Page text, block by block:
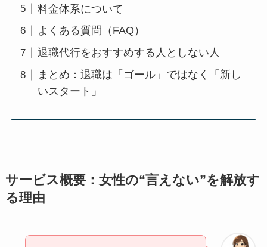
料金体系について
よくある質問（FAQ）
退職代行をおすすめする人としない人
まとめ：退職は「ゴール」ではなく「新し
いスタート」
サービス概要：女性の“言えない”を解放す
る理由